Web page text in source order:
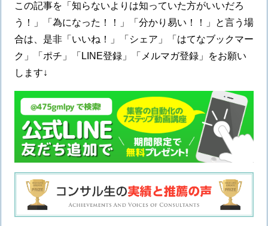
この記事を「知らないよりは知っていた方がいいだろ
う！」「為になった！！」「分かり易い！！」と言う場
合は、是非「いいね！」「シェア」「はてなブックマー
ク」「ポチ」「LINE登録」「メルマガ登録」をお願い
します↓